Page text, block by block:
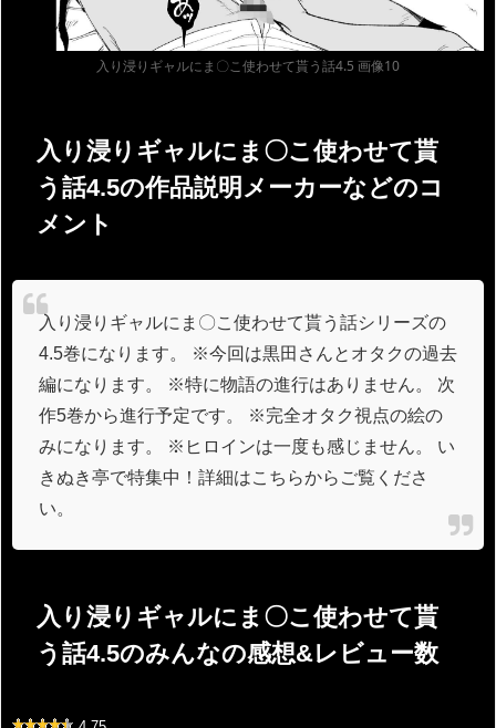
入り浸りギャルにま〇こ使わせて貰う話4.5 画像10
入り浸りギャルにま〇こ使わせて貰
う話4.5の作品説明メーカーなどのコ
メント
入り浸りギャルにま〇こ使わせて貰う話シリーズの
4.5巻になります。 ※今回は黒田さんとオタクの過去
編になります。 ※特に物語の進行はありません。 次
作5巻から進行予定です。 ※完全オタク視点の絵の
みになります。 ※ヒロインは一度も感じません。 い
きぬき亭で特集中！詳細はこちらからご覧くださ
い。
入り浸りギャルにま〇こ使わせて貰
う話4.5のみんなの感想&レビュー数